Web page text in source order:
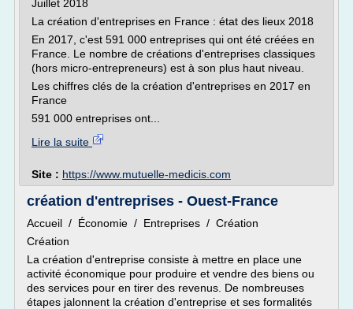
Juillet 2018
La création d'entreprises en France : état des lieux 2018
En 2017, c'est 591 000 entreprises qui ont été créées en
France. Le nombre de créations d'entreprises classiques
(hors micro-entrepreneurs) est à son plus haut niveau.
Les chiffres clés de la création d'entreprises en 2017 en
France
591 000 entreprises ont...
Lire la suite
Site : https://www.mutuelle-medicis.com
création d'entreprises - Ouest-France
Accueil / Économie / Entreprises / Création
Création
La création d'entreprise consiste à mettre en place une
activité économique pour produire et vendre des biens ou
des services pour en tirer des revenus. De nombreuses
étapes jalonnent la création d'entreprise et ses formalités